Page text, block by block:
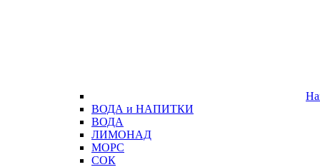
ВОДА и НАПИТКИ
ВОДА
ЛИМОНАД
МОРС
СОК